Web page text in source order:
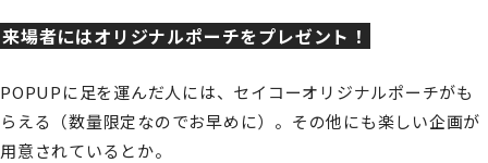
来場者にはオリジナルポーチをプレゼント！
POPUPに足を運んだ人には、セイコーオリジナルポーチがも
らえる（数量限定なのでお早めに）。その他にも楽しい企画が
用意されているとか。